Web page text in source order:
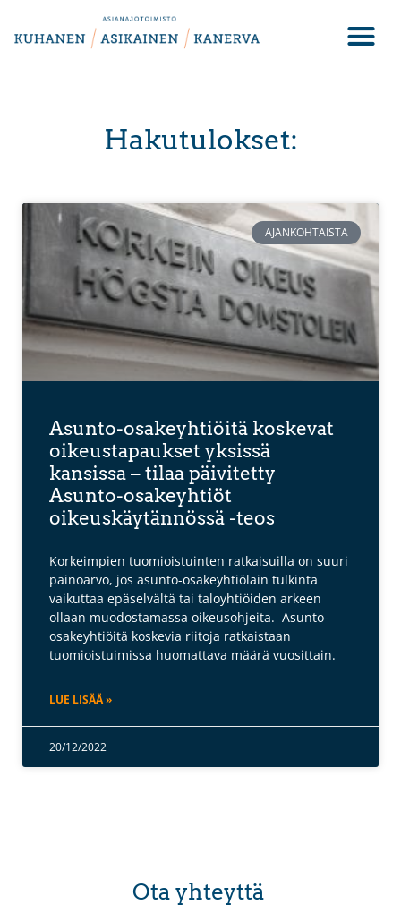
Hakutulokset:
AJANKOHTAISTA
Asunto-osakeyhtiöitä koskevat
oikeustapaukset yksissä
kansissa – tilaa päivitetty
Asunto-osakeyhtiöt
oikeuskäytännössä -teos
Korkeimpien tuomioistuinten ratkaisuilla on suuri
painoarvo, jos asunto-osakeyhtiölain tulkinta
vaikuttaa epäselvältä tai taloyhtiöiden arkeen
ollaan muodostamassa oikeusohjeita. Asunto-
osakeyhtiöitä koskevia riitoja ratkaistaan
tuomioistuimissa huomattava määrä vuosittain.
LUE LISÄÄ »
20/12/2022
Ota yhteyttä